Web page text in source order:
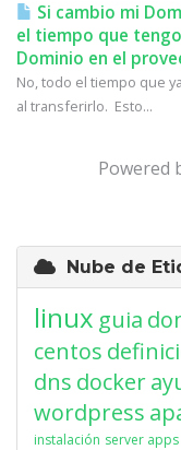
Si cambio mi
el tiempo que
Dominio en el
No, todo el tiempo que
al transferirlo. Esto...
Powered
Nube de
linux guia
centos
dns docker
wordpress
instalación server apps